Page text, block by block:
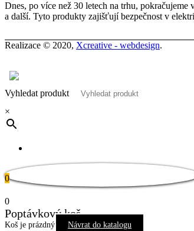
Dnes, po více než 30 letech na trhu, pokračujeme
a další. Tyto produkty zajišťují bezpečnost v
Realizace © 2020, Xcreative - webdesign.
Vyhledat produkt
×
0
0
Poptávkový koš
Koš je prázdný Návrat do katalogu